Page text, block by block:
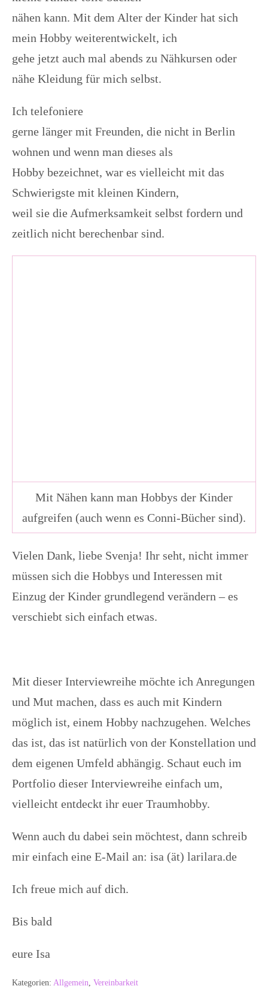
nähen kann. Mit dem Alter der Kinder hat sich
mein Hobby weiterentwickelt, ich
gehe jetzt auch mal abends zu Nähkursen oder
nähe Kleidung für mich selbst.
Ich telefoniere
gerne länger mit Freunden, die nicht in Berlin
wohnen und wenn man dieses als
Hobby bezeichnet, war es vielleicht mit das
Schwierigste mit kleinen Kindern,
weil sie die Aufmerksamkeit selbst fordern und
zeitlich nicht berechenbar sind.
Mit Nähen kann man Hobbys der Kinder
aufgreifen (auch wenn es Conni-Bücher sind).
Vielen Dank, liebe Svenja! Ihr seht, nicht immer
müssen sich die Hobbys und Interessen mit
Einzug der Kinder grundlegend verändern – es
verschiebt sich einfach etwas.
Mit dieser Interviewreihe möchte ich Anregungen
und Mut machen, dass es auch mit Kindern
möglich ist, einem Hobby nachzugehen. Welches
das ist, das ist natürlich von der Konstellation und
dem eigenen Umfeld abhängig. Schaut euch im
Portfolio dieser Interviewreihe einfach um,
vielleicht entdeckt ihr euer Traumhobby.
Wenn auch du dabei sein möchtest, dann schreib
mir einfach eine E-Mail an: isa (ät) larilara.de
Ich freue mich auf dich.
Bis bald
eure Isa
Kategorien: Allgemein Vereinbarkeit